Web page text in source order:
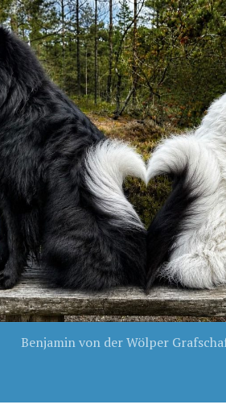
Benjamin von der Wölper